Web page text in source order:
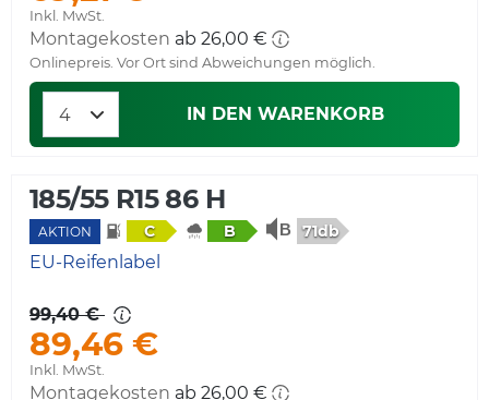
Inkl. MwSt.
Montagekosten ab 26,00 €
Onlinepreis. Vor Ort sind Abweichungen möglich.
IN DEN WARENKORB
185/55 R15 86 H
AKTION C B 71db
EU-Reifenlabel
99,40 €
89,46 €
Inkl. MwSt.
Montagekosten ab 26,00 €